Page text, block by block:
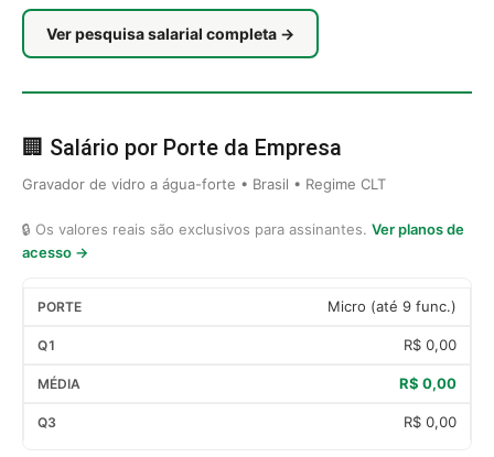
Ver pesquisa salarial completa →
🏢 Salário por Porte da Empresa
Gravador de vidro a água-forte • Brasil • Regime CLT
🔒 Os valores reais são exclusivos para assinantes. Ver planos de
acesso →
Micro (até 9 func.)
R$ 0,00
R$ 0,00
R$ 0,00